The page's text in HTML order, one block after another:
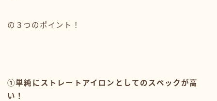
の３つのポイント！
①単純にストレートアイロンとしてのスペックが高
い！